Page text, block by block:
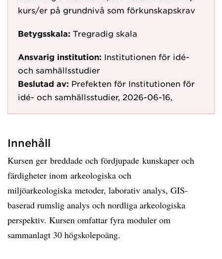
kurs/er på grundnivå som förkunskapskrav
Betygsskala: Tregradig skala
Ansvarig institution: Institutionen för idé-
och samhällsstudier
Beslutad av: Prefekten för Institutionen för
idé- och samhällsstudier, 2026-06-16,
Innehåll
Kursen ger breddade och fördjupade kunskaper och
färdigheter inom arkeologiska och
miljöarkeologiska metoder, laborativ analys, GIS-
baserad rumslig analys och nordliga arkeologiska
perspektiv. Kursen omfattar fyra moduler om
sammanlagt 30 högskolepoäng.